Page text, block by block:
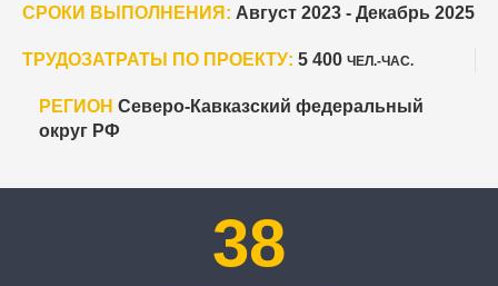
СРОКИ ВЫПОЛНЕНИЯ: Август 2023 - Декабрь 2025
ТРУДОЗАТРАТЫ ПО ПРОЕКТУ: 5 400 ЧЕЛ.-ЧАС.
РЕГИОН Северо-Кавказский федеральный
округ РФ
38